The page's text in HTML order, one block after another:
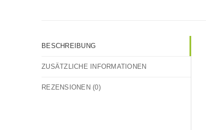
BESCHREIBUNG
ZUSÄTZLICHE INFORMATIONEN
REZENSIONEN (0)